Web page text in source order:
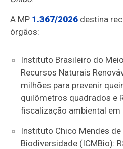
A MP 1.367/2026 destina
órgãos:
Instituto Brasileiro do
Recursos Naturais
milhões para prevenir
quilômetros quadrados e
fiscalização ambiental em
Instituto Chico Mendes
Biodiversidade (ICMBio):